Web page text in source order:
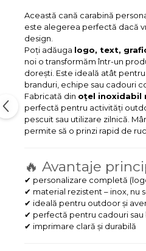
Această cană carabină
este alegerea perfectă dacă
design.
Poți adăuga logo, text,
noi o transformăm într-un
dorești. Este ideală atât
branduri, echipe sau cadouri
Fabricată din oțel inoxidabil
perfectă pentru activități
pescuit sau utilizare zilnică.
permite să o prinzi rapid de
🔥 Avantaje
✔ personalizare completă
✔ material rezistent – inox, nu
✔ ideală pentru outdoor și
✔ perfectă pentru cadouri sau
✔ imprimare clară și durabilă